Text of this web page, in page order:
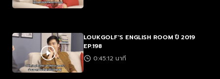
LOUKGOLF'S ENGLISH ROOM ปี 2019
EP.198
0:45:12 นาที